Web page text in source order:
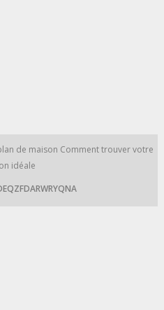
de maison Comment trouver votre
idéale